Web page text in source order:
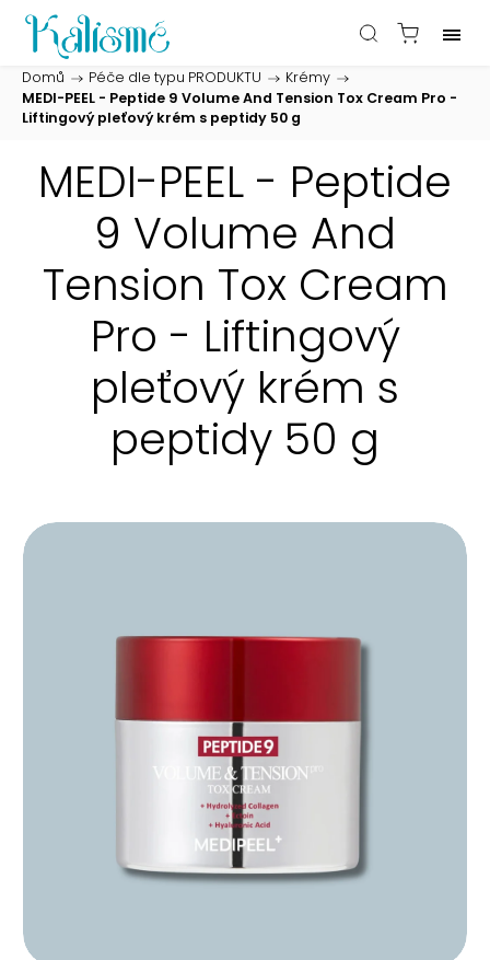
Domů / Péče dle typu PRODUKTU / Krémy /
MEDI-PEEL - Peptide 9 Volume And Tension Tox Cream Pro -
Liftingový pleťový krém s peptidy 50 g
MEDI-PEEL - Peptide
9 Volume And
Tension Tox Cream
Pro - Liftingový
pleťový krém s
peptidy 50 g